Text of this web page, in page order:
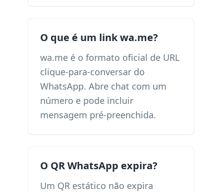
O que é um link wa.me?
wa.me é o formato oficial de URL
clique-para-conversar do
WhatsApp. Abre chat com um
número e pode incluir
mensagem pré-preenchida.
O QR WhatsApp expira?
Um QR estático não expira